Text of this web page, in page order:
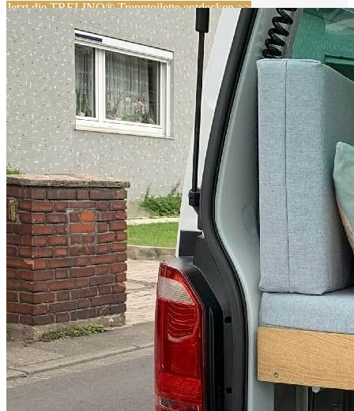
Jetzt die TRELINO® Trenntoilette entdecken >>